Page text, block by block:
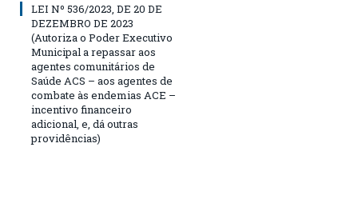
LEI Nº 536/2023, DE 20 DE
DEZEMBRO DE 2023
(Autoriza o Poder Executivo
Municipal a repassar aos
agentes comunitários de
Saúde ACS – aos agentes de
combate às endemias ACE –
incentivo financeiro
adicional, e, dá outras
providências)